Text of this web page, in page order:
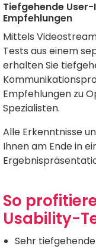
Tiefgehende
Empfehlungen
Mittels
Tests aus einem
erhalten Sie
Empfehlungen zu
Spezialisten.
Alle Erkenntnisse
Ihnen am Ende in
So
Usability-
Sehr